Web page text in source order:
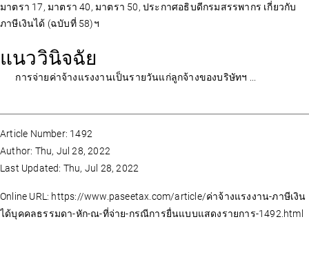
มาตรา 17, มาตรา 40, มาตรา 50, ประกาศอธิบดีกรมสรรพากร เกี่ยวกับ
ภาษีเงินได้ (ฉบับที่ 58)ฯ
แนววินิจฉัย
การจ่ายค่าจ้างแรงงานเป็นรายวันแก่ลูกจ้างของบริษัทฯ ...
Article Number: 1492
Author: Thu, Jul 28, 2022
Last Updated: Thu, Jul 28, 2022
Online URL: https://www.paseetax.com/article/ค่าจ้างแรงงาน-ภาษีเงิน
ได้บุคคลธรรมดา-หัก-ณ-ที่จ่าย-กรณีการยื่นแบบแสดงรายการ-1492.html